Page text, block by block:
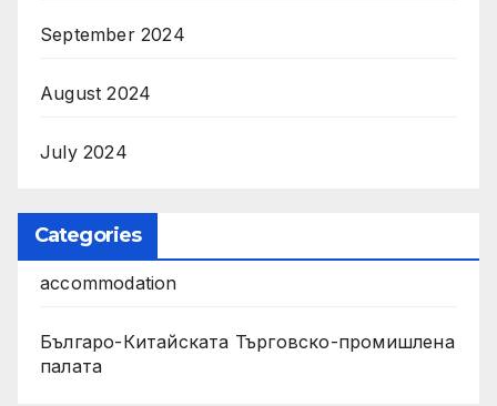
September 2024
August 2024
July 2024
Categories
accommodation
Българо-Китайската Търговско-промишлена
палата